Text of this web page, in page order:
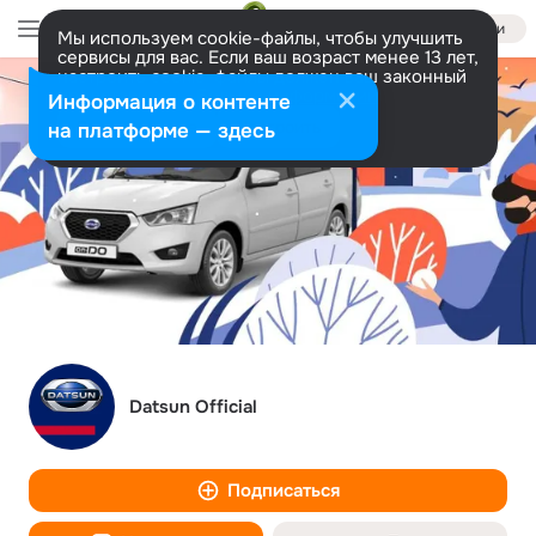
Войти
Мы используем cookie-файлы, чтобы улучшить
сервисы для вас. Если ваш возраст менее 13 лет,
настроить cookie-файлы должен ваш законный
представитель. Больше информации
Разрешить все Настроить
Datsun Official
Подписаться
Информация о контенте
на платформе — здесь